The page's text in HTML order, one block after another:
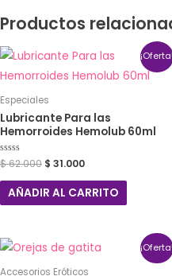
Productos
Especiales
Lubricante Para las
Hemorroides Hemolub 60ml
Valorado
con
0
$62.000 $ 31.000
AÑADIR AL CARRITO
Accesorios Eróticos